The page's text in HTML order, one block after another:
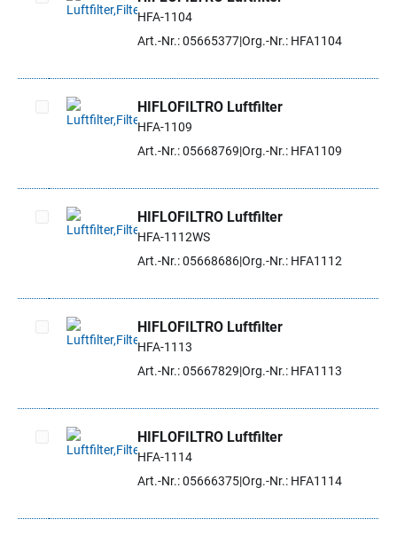
Artikel auswählen
HFA-1104
Art.-Nr.: 05665377Org.-Nr.: HFA1104
Artikel auswählen
HIFLOFILTRO Luftfilter
HFA-1109
Art.-Nr.: 05668769 Org.-Nr.: HFA1109
Artikel auswählen
HIFLOFILTRO Luftfilter
HFA-1112WS
Art.-Nr.: 05668686Org.-Nr.: HFA1112
Artikel auswählen
HIFLOFILTRO Luftfilter
HFA-1113
Art.-Nr.: 05667829 Org.-Nr.: HFA1113
Artikel auswählen
HIFLOFILTRO Luftfilter
HFA-1114
Art.-Nr.: 05666375Org.-Nr.: HFA1114